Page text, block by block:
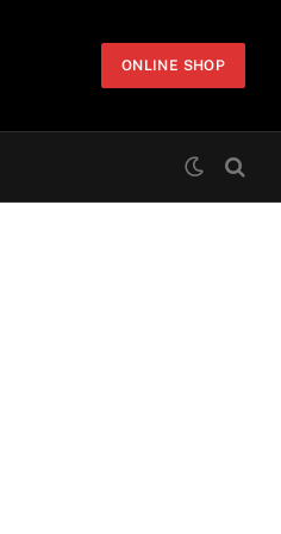
ONLINE SHOP